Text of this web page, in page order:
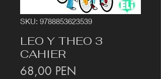
SKU: 9788853623539
LEO Y THEO 3
CAHIER
68,00 PEN